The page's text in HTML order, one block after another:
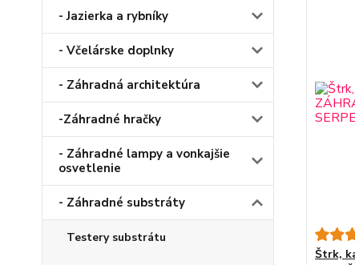
- Jazierka a rybníky
- Včelárske doplnky
- Záhradná architektúra
-Záhradné hračky
- Záhradné lampy a vonkajšie
osvetlenie
- Záhradné substráty
Testery substrátu
Štrk,